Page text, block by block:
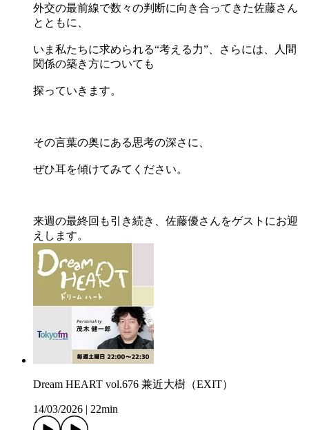
外交の最前線で数々の判断に向き合ってきた佐藤さん
とともに、
いま私たちに求められる“考える力”、さらには、人間
関係の築き方についても
探っていきます。
その言葉の奥にある思考の深さに、
ぜひ耳を傾けてみてください。
来週の最終回も引き続き、佐藤優さんをゲストにお迎
えします。
Dream HEART vol.676 兼近大樹（EXIT）
14/03/2026 22min